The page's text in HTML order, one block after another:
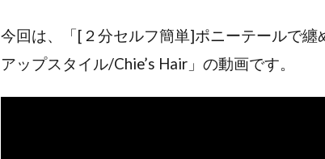
今回は、「[２分セルフ簡単]ポニーテールで
アップスタイル/Chie’s Hair」の動画です。